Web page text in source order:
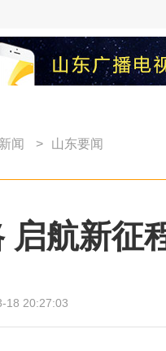
闻 > 山东要闻
启航新
18 20:27:03